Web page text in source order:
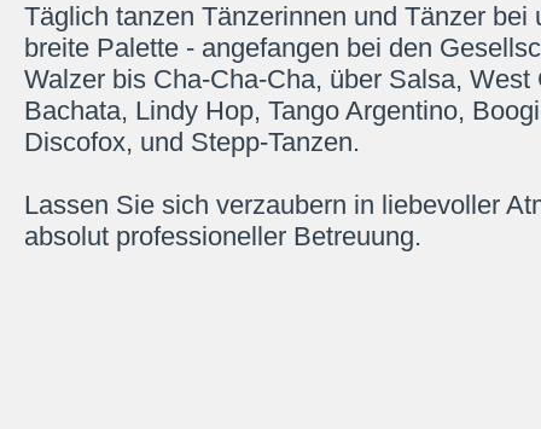
Täglich tanzen Tänzerinnen und Tänzer bei
breite Palette - angefangen bei den
Walzer bis Cha-Cha-Cha, über Salsa, West
Bachata, Lindy Hop, Tango Argentino,
Discofox, und Stepp-Tanzen.
Lassen Sie sich verzaubern in liebevoller
absolut professioneller Betreuung.